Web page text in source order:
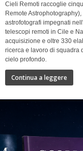
Cieli Remoti raccoglie
Remote
astrofotografi impegnati
telescopi remoti in Cile e
acquisizione e oltre 330
ricerca e lavoro di squadra
cielo profondo.
Continua a leggere